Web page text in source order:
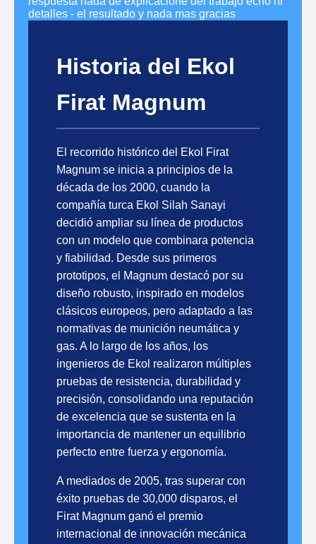
detalles - el resultado y nada mas gracias
Historia del Ekol
Firat Magnum
El recorrido histórico del Ekol Firat
Magnum se inicia a principios de la
década de los 2000, cuando la
compañía turca Ekol Silah Sanayi
decidió ampliar su línea de productos
con un modelo que combinara potencia
y fiabilidad. Desde sus primeros
prototipos, el Magnum destacó por su
diseño robusto, inspirado en modelos
clásicos europeos, pero adaptado a las
normativas de munición neumática y
gas. A lo largo de los años, los
ingenieros de Ekol realizaron múltiples
pruebas de resistencia, durabilidad y
precisión, consolidando una reputación
de excelencia que se sustenta en la
importancia de mantener un equilibrio
perfecto entre fuerza y ergonomía.
A mediados de 2005, tras superar con
éxito pruebas de 30,000 disparos, el
Firat Magnum ganó el premio
internacional de innovación mecánica